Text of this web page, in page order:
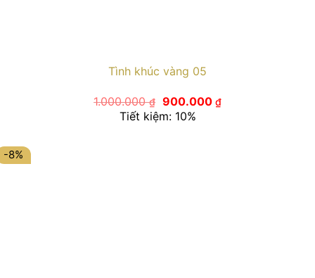
Tình khúc vàng 05
1.000.000₫ Giá
gốc
là:
900.000 ₫Giá
hiện
Tiết kiệm: 10%
-8%